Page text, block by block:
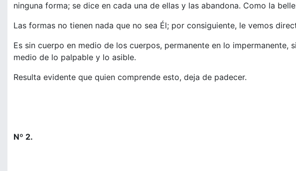
ninguna forma; se dice en cada una de ellas y las abandona. Como la
Las formas no tienen nada que no sea Él; por consiguiente, le vemos
Es sin cuerpo en medio de los cuerpos, permanente en lo
medio de lo palpable y lo asible.
Resulta evidente que quien comprende esto, deja de padecer.
Nº 2.